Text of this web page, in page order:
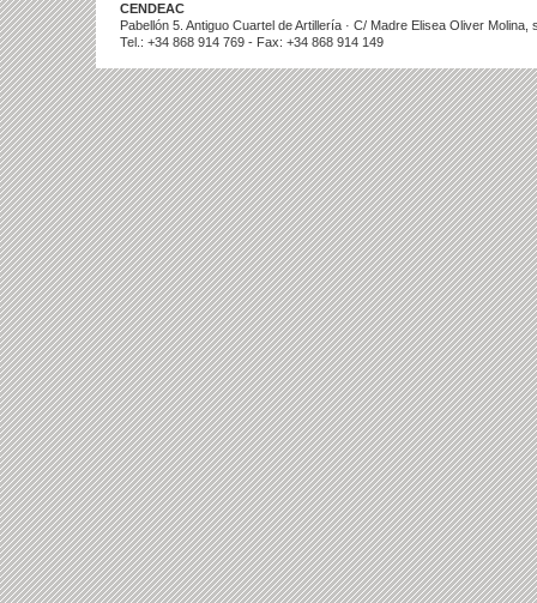
CENDEAC
Pabellón 5. Antiguo Cuartel de Artillería · C/ Madre Elisea Oliver
Tel.: +34 868 914 769 - Fax: +34 868 914 149